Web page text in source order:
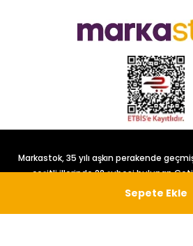
Markastok, 35 yılı aşkın perakende
çeşitli illerinde 22 şubesi bulunan
tarafından